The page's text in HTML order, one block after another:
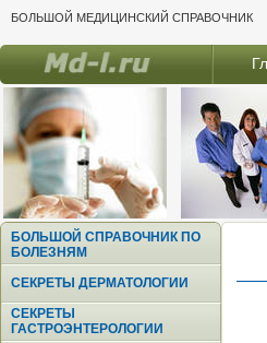
БОЛЬШОЙ МЕДИЦИНСКИЙ СПРАВОЧНИК
БОЛЬШОЙ СПРАВОЧНИК ПО
БОЛЕЗНЯМ
СЕКРЕТЫ ДЕРМАТОЛОГИИ
СЕКРЕТЫ
ГАСТРОЭНТЕРОЛОГИИ